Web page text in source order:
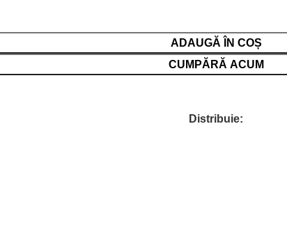
ADAUGĂ ÎN COȘ
CUMPĂRĂ ACUM
Distribuie: